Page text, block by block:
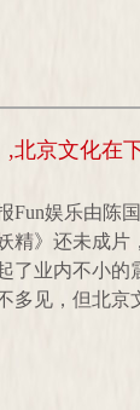
北京文化在
Fun娱乐由陈
精》还未成片
了业内不小
多见，但北京